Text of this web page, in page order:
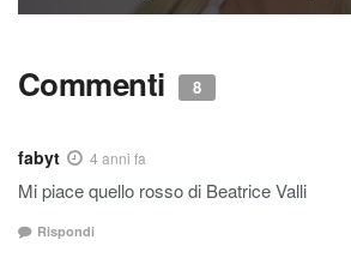
Commenti 8
fabyt 4 anni fa
Mi piace quello rosso di Beatrice Valli
Rispondi